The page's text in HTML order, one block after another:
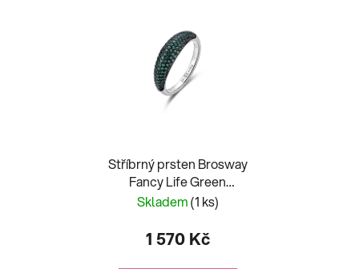
Stříbrný prsten Brosway
Fancy Life Green
FLG125C
Skladem(1 ks)
1 570 Kč